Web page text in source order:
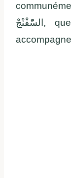
السّْفْنْجْ ,